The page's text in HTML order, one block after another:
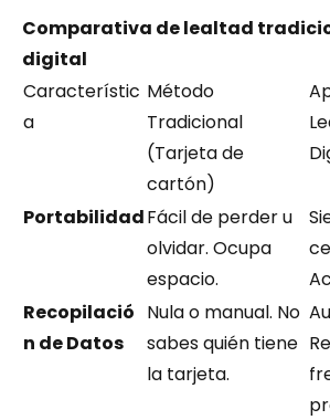
Comparativa de lealtad
digital
Característic
a
Método
Tradicional
(Tarjeta de
cartón)
PortabilidadFácil de perder u
olvidar. Ocupa
espacio.
Recopilació
n de Datos
Nula o manual. No
sabes quién tiene
la tarjeta.